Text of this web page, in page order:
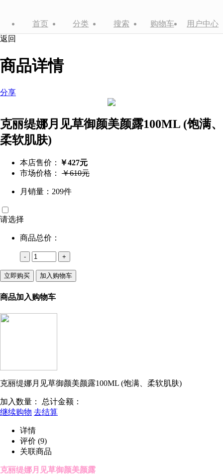
首页 分类 搜索 购物车
用户中心
返回
商品详情
分享
克丽缇娜月见草御颜美颜露100ML (饱满、
柔软肌肤)
本店售价： ￥427元
市场价格： ￥610元
月销量：209件
请选择
商品总价：
- +
立即购买 加入购物车
商品加入购物车
克丽缇娜月见草御颜美颜露100ML (饱满、柔软肌肤)
加入数量： 总计金额：
继续购物 去结算
详情
评价 (9)
关联商品
克丽缇娜月见草御颜美颜露